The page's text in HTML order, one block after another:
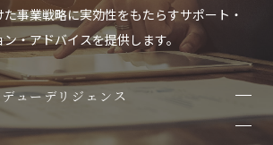
事業戦略に実効性をもたらすサポート・
・アドバイスを提供します。
ューデリジェンス